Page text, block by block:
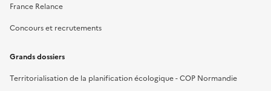
France Relance
Concours et recrutements
Grands dossiers
Territorialisation de la planification écologique - COP Normandie